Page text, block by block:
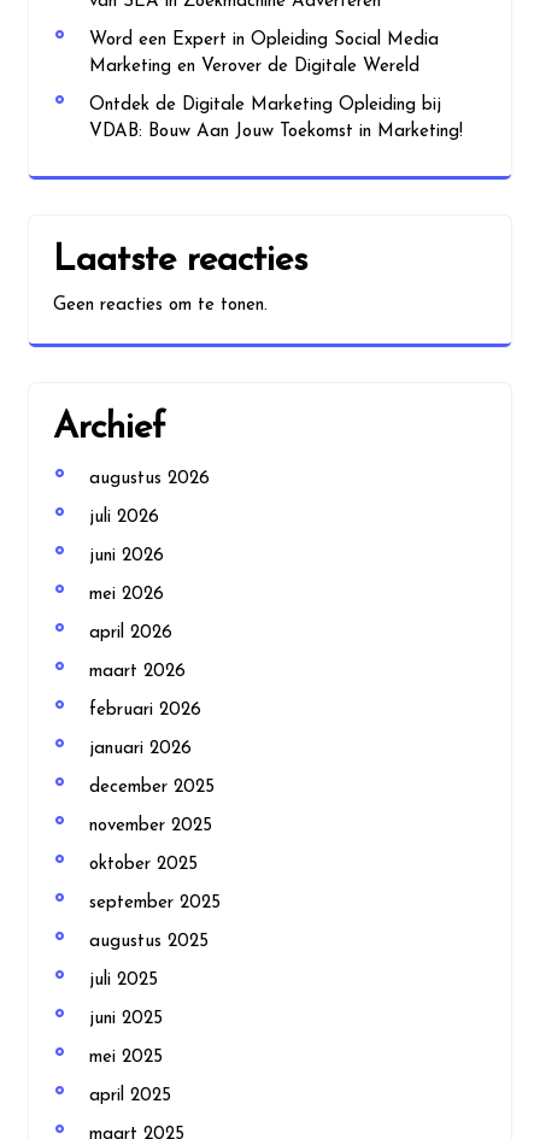
Word een Expert in Opleiding Social Media
Marketing en Verover de Digitale Wereld
Ontdek de Digitale Marketing Opleiding bij
VDAB: Bouw Aan Jouw Toekomst in Marketing!
Laatste reacties
Geen reacties om te tonen.
Archief
augustus 2026
juli 2026
juni 2026
mei 2026
april 2026
maart 2026
februari 2026
januari 2026
december 2025
november 2025
oktober 2025
september 2025
augustus 2025
juli 2025
juni 2025
mei 2025
april 2025
maart 2025